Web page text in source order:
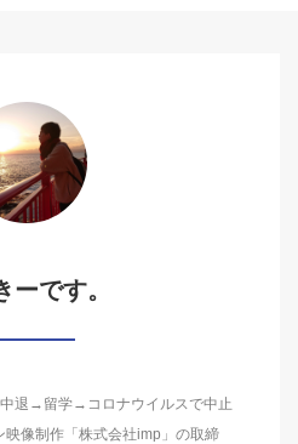
ーです。
退→留学→コロナウイルスで中止
像制作「株式会社imp」の取締